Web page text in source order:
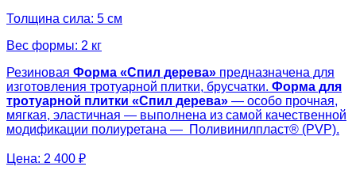
Толщина сила: 5 см
Вес формы: 2 кг
Резиновая Форма «Спил дерева» предназначена для
изготовления тротуарной плитки, брусчатки. Форма для
тротуарной плитки «Спил дерева» — особо прочная,
мягкая, эластичная — выполнена из самой качественной
модификации полиуретана — Поливинилпласт® (PVP).
Цена: 2 400 ₽